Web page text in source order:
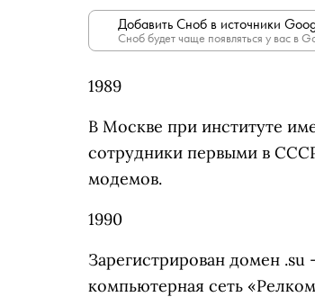
Добавить Сноб в источники
Сноб будет чаще появляться у вас в
1989
В Москве при институте
сотрудники первыми в
модемов.
1990
Зарегистрирован домен
компьютерная сеть